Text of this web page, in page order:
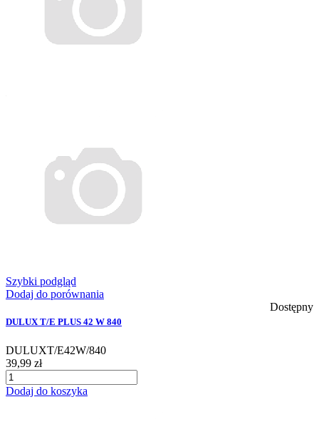
Szybki podgląd
Dodaj do porównania
Dostępny
DULUX T/E PLUS 42 W 840
DULUXT/E42W/840
39,99 zł
Dodaj do koszyka